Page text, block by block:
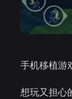
手机移植游
想玩又担心